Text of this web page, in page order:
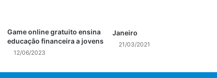
Game online gratuito ensina
educação financeira a jovens
12/06/2023
Janeiro
21/03/2021